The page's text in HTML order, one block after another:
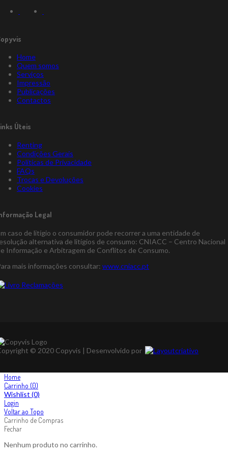
Home
Quem somos
Serviços
Impressão
Publicações
Contactos
Úteis
Renting
Condições Gerais
Políticas de Privacidade
FAQs
Trocas e Devoluções
Cookies
Legal
caso de litígio o consumidor pode recorrer a uma entidade de
alternativa de litígios de consumo: CNIACC – Centro Nacional
Informação e Arbitragem de Conflitos de Consumo.
mais informações consultar: www.cniacc.pt
© 2020 Copyvis | Desenvolvido por
Home
Carrinho (0)
Wishlist (0)
Login
Voltar ao Topo
Carrinho de Compras
Fechar
Nenhum produto no carrinho.